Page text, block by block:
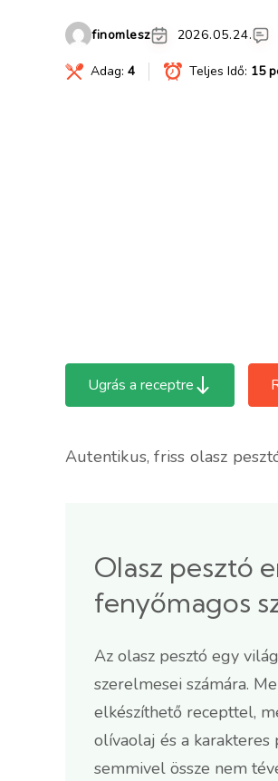
finomlesz 2026.05.24.
Adag: 4 Teljes Idő: 15
Ugrás a receptre
Autentikus, friss olasz
Olasz pesztó
fenyőmagos
Az olasz pesztó egy
szerelmesei számára.
elkészíthető recepttel,
olívaolaj és a karakteres
semmivel össze nem